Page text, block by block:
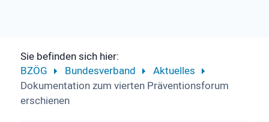
Sie befinden sich hier:
BZÖG
Bundesverband
Aktuelles
Dokumentation zum vierten Präventions­forum
erschienen